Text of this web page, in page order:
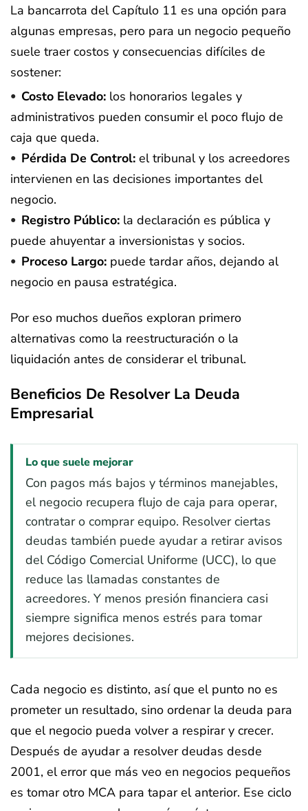
La bancarrota del Capítulo 11 es una opción para
algunas empresas, pero para un negocio pequeño
suele traer costos y consecuencias difíciles de
sostener:
Costo Elevado: los honorarios legales y
administrativos pueden consumir el poco flujo de
caja que queda.
Pérdida De Control: el tribunal y los acreedores
intervienen en las decisiones importantes del
negocio.
Registro Público: la declaración es pública y
puede ahuyentar a inversionistas y socios.
Proceso Largo: puede tardar años, dejando al
negocio en pausa estratégica.
Por eso muchos dueños exploran primero
alternativas como la reestructuración o la
liquidación antes de considerar el tribunal.
Beneficios De Resolver La Deuda
Empresarial
Lo que suele mejorar
Con pagos más bajos y términos manejables,
el negocio recupera flujo de caja para operar,
contratar o comprar equipo. Resolver ciertas
deudas también puede ayudar a retirar avisos
del Código Comercial Uniforme (UCC), lo que
reduce las llamadas constantes de
acreedores. Y menos presión financiera casi
siempre significa menos estrés para tomar
mejores decisiones.
Cada negocio es distinto, así que el punto no es
prometer un resultado, sino ordenar la deuda para
que el negocio pueda volver a respirar y crecer.
Después de ayudar a resolver deudas desde
2001, el error que más veo en negocios pequeños
es tomar otro MCA para tapar el anterior. Ese ciclo